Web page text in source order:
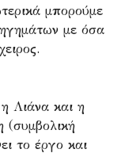
μπορούμε
με όσα
Λιάνα και η
(συμβολική
το έργο και